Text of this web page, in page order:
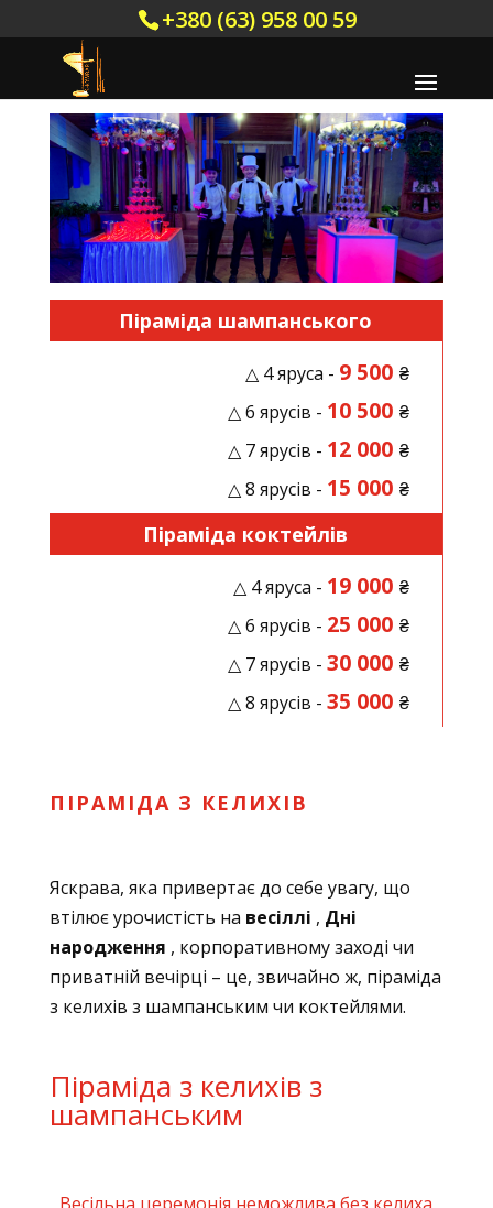
+380 (63) 958 00 59
Піраміда шампанського
△ 4 яруса - 9 500 ₴
△ 6 ярусів - 10 500 ₴
△ 7 ярусів - 12 000 ₴
△ 8 ярусів - 15 000 ₴
Піраміда коктейлів
△ 4 яруса - 19 000 ₴
△ 6 ярусів - 25 000 ₴
△ 7 ярусів - 30 000 ₴
△ 8 ярусів - 35 000 ₴
ПІРАМІДА З КЕЛИХІВ
Яскрава, яка привертає до себе увагу, що
втілює урочистість на весіллі , Дні
народження , корпоративному заході чи
приватній вечірці – це, звичайно ж, піраміда
з келихів з шампанським чи коктейлями.
Піраміда з келихів з
шампанським